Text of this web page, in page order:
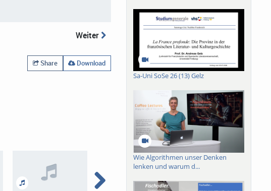
Weiter
Share
Download
Sa-Uni SoSe 26 (13) Gelz
Wie Algorithmen unser Denken
lenken und warum d...